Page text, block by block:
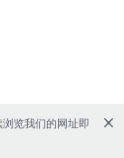
览我们的网址即